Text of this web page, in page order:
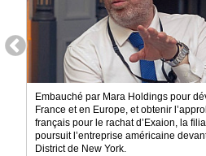
Blogs
Inscription
éditeur
Embauché par Mara Holdings pour
France et en Europe, et obtenir
français pour le rachat d’Exaion, la
poursuit l’entreprise américaine
District de New York.